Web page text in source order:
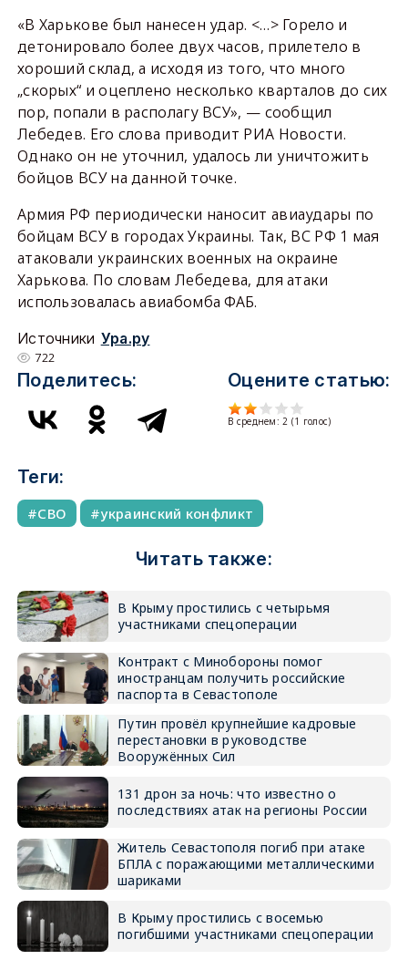
«В Харькове был нанесен удар. <…> Горело и
детонировало более двух часов, прилетело в
хороший склад, а исходя из того, что много
„скорых“ и оцеплено несколько кварталов до сих
пор, попали в располагу ВСУ», — сообщил
Лебедев. Его слова приводит РИА Новости.
Однако он не уточнил, удалось ли уничтожить
бойцов ВСУ на данной точке.
Армия РФ периодически наносит авиаудары по
бойцам ВСУ в городах Украины. Так, ВС РФ 1 мая
атаковали украинских военных на окраине
Харькова. По словам Лебедева, для атаки
использовалась авиабомба ФАБ.
Источники Ура.ру
722
Поделитесь: Оцените статью:
В среднем:2 (1 голос)
Теги:
СВО украинский конфликт
Читать также:
В Крыму простились с четырьмя
участниками спецоперации
Контракт с Минобороны помог
иностранцам получить российские
паспорта в Севастополе
Путин провёл крупнейшие кадровые
перестановки в руководстве
Вооружённых Сил
131 дрон за ночь: что известно о
последствиях атак на регионы России
Житель Севастополя погиб при атаке
БПЛА с поражающими металлическими
шариками
В Крыму простились с восемью
погибшими участниками спецоперации